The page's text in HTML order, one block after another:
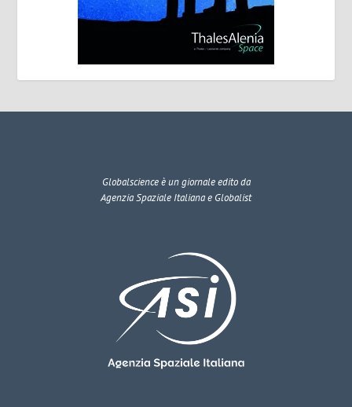
Globalscienceè un giornale edito da
Agenzia Spaziale Italiana e Globalist